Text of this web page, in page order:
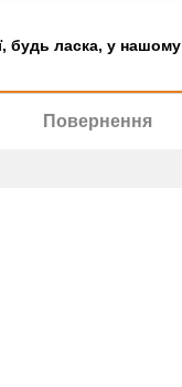
будь ласка, у нашому
Повернення